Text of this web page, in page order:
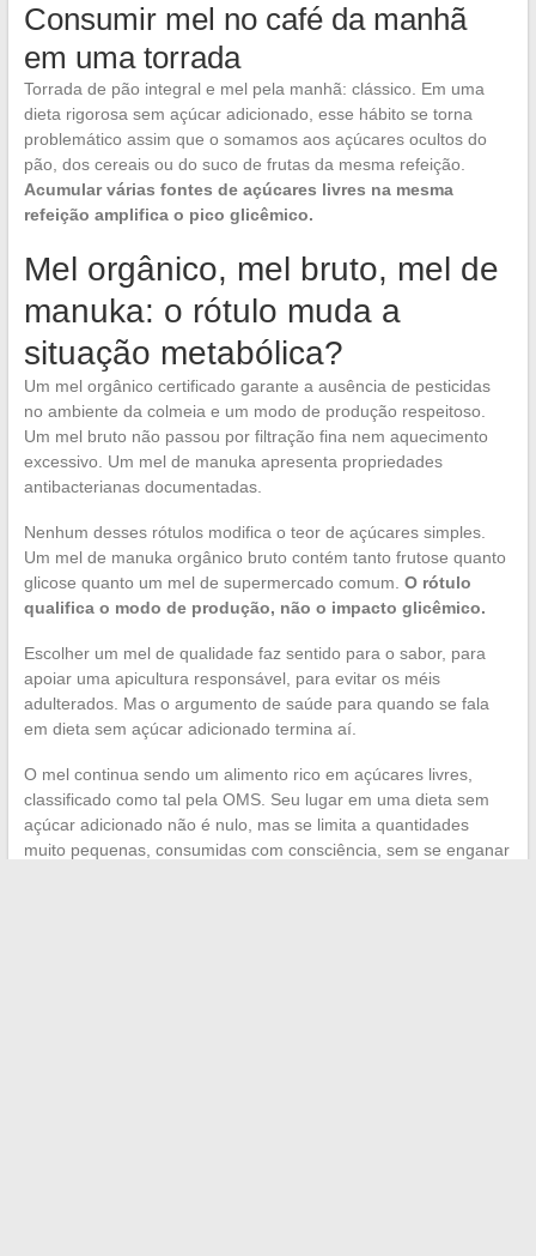
Consumir mel no café da manhã
em uma torrada
Torrada de pão integral e mel pela manhã: clássico. Em uma
dieta rigorosa sem açúcar adicionado, esse hábito se torna
problemático assim que o somamos aos açúcares ocultos do
pão, dos cereais ou do suco de frutas da mesma refeição.
Acumular várias fontes de açúcares livres na mesma
refeição amplifica o pico glicêmico.
Mel orgânico, mel bruto, mel de
manuka: o rótulo muda a
situação metabólica?
Um mel orgânico certificado garante a ausência de pesticidas
no ambiente da colmeia e um modo de produção respeitoso.
Um mel bruto não passou por filtração fina nem aquecimento
excessivo. Um mel de manuka apresenta propriedades
antibacterianas documentadas.
Nenhum desses rótulos modifica o teor de açúcares simples.
Um mel de manuka orgânico bruto contém tanto frutose quanto
glicose quanto um mel de supermercado comum. O rótulo
qualifica o modo de produção, não o impacto glicêmico.
Escolher um mel de qualidade faz sentido para o sabor, para
apoiar uma apicultura responsável, para evitar os méis
adulterados. Mas o argumento de saúde para quando se fala
em dieta sem açúcar adicionado termina aí.
O mel continua sendo um alimento rico em açúcares livres,
classificado como tal pela OMS. Seu lugar em uma dieta sem
açúcar adicionado não é nulo, mas se limita a quantidades
muito pequenas, consumidas com consciência, sem se enganar